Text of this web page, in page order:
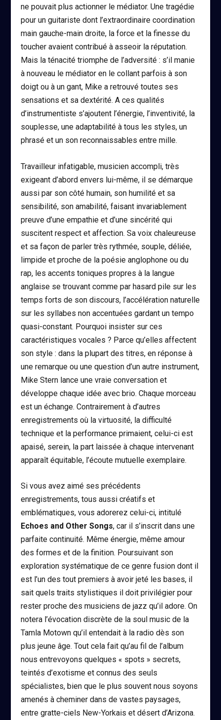
ne pouvait plus actionner le médiator. Une tragédie
pour un guitariste dont l’extraordinaire coordination
main gauche-main droite, la force et la finesse du
toucher avaient contribué à asseoir la réputation.
Mais la ténacité triomphe de l’adversité : s’il manie
à nouveau le médiator en le collant parfois à son
doigt ou à un gant, Mike a retrouvé toutes ses
sensations et sa dextérité. A ces qualités
d’instrumentiste s’ajoutent l’énergie, l’inventivité, la
souplesse, une adaptabilité à tous les styles, un
phrasé et un son reconnaissables entre mille.
Travailleur infatigable, musicien accompli, très
exigeant d’abord envers lui-même, il se démarque
aussi par son côté humain, son humilité et sa
sensibilité, son amabilité, faisant invariablement
preuve d’une empathie et d’une sincérité qui
suscitent respect et affection. Sa voix chaleureuse
et sa façon de parler très rythmée, souple, déliée,
limpide et proche de la poésie anglophone ou du
rap, les accents toniques propres à la langue
anglaise se trouvant comme par hasard pile sur les
temps forts de son discours, l’accélération naturelle
sur les syllabes non accentuées gardant un tempo
quasi-constant. Pourquoi insister sur ces
caractéristiques vocales ? Parce qu’elles affectent
son style : dans la plupart des titres, en réponse à
une remarque ou une question d’un autre instrument,
Mike Stern lance une vraie conversation et
développe chaque idée avec brio. Chaque morceau
est un échange. Contrairement à d’autres
enregistrements où la virtuosité, la difficulté
technique et la performance primaient, celui-ci est
apaisé, serein, la part laissée à chaque intervenant
apparaît équitable, l’écoute mutuelle exemplaire.
Si vous avez aimé ses précédents
enregistrements, tous aussi créatifs et
emblématiques, vous adorerez celui-ci, intitulé
Echoes and Other Songs, car il s’inscrit dans une
parfaite continuité. Même énergie, même amour
des formes et de la finition. Poursuivant son
exploration systématique de ce genre fusion dont il
est l’un des tout premiers à avoir jeté les bases, il
sait quels traits stylistiques il doit privilégier pour
rester proche des musiciens de jazz qu’il adore. On
notera l’évocation discrète de la soul music de la
Tamla Motown qu’il entendait à la radio dès son
plus jeune âge. Tout cela fait qu’au fil de l’album
nous entrevoyons quelques « spots » secrets,
teintés d’exotisme et connus des seuls
spécialistes, bien que le plus souvent nous soyons
amenés à cheminer dans de vastes paysages,
entre gratte-ciels New-Yorkais et désert d’Arizona.